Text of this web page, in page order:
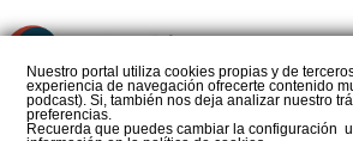
Nuestro portal utiliza cookies propias y de
experiencia de navegación ofrecerte contenido
podcast). Si, también nos deja analizar nuestro
preferencias.
Recuerda que puedes cambiar la configuración